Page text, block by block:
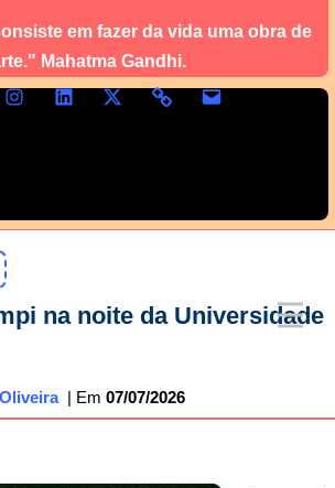
em fazer da vida uma obra de
Mahatma Gandhi.
na noite da Universidade
07/07/2026